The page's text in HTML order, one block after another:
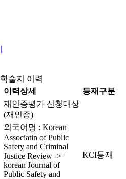
학술지 이력
이력상세 등재구분
재인증평가 신청대상
(재인증)
외국어명 : Korean
Associatin of Public
Safety and Criminal
Justice Review ->
korean Journal of
Public Safety and
KCI등재